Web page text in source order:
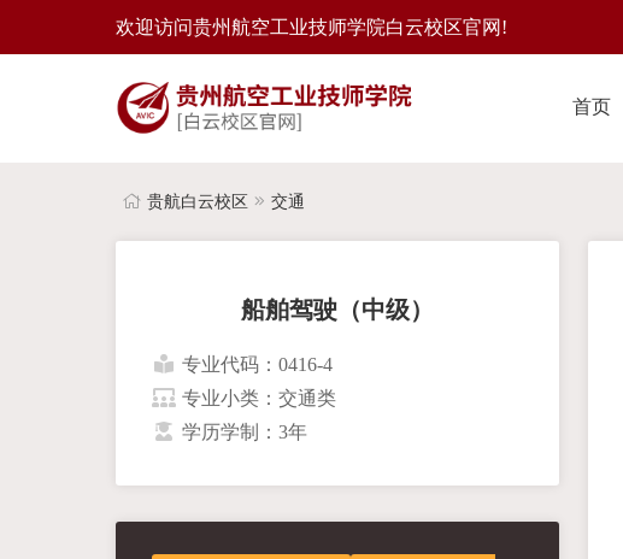
欢迎访问贵州航空工业技师学院白云校区官网!
首页
贵航白云校区 交通
船舶驾驶（中级）
专业代码：0416-4
专业小类：交通类
学历学制：3年